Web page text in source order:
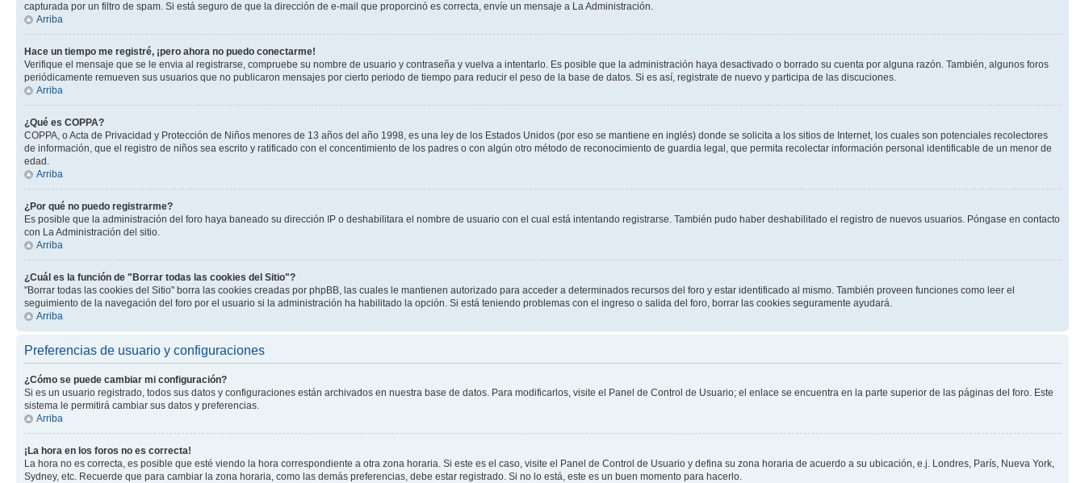
capturada por un filtro de spam. Si está seguro de que la dirección de e-mail que proporcinó es correcta, envíe un mensaje a La Administración.
Arriba
Hace un tiempo me registré, ¡pero ahora no puedo conectarme!
Verifique el mensaje que se le envia al registrarse, compruebe su nombre de usuario y contraseña y vuelva a intentarlo. Es posible que la administración haya desactivado o borrado su cuenta por alguna razón. También, algunos foros
periódicamente remueven sus usuarios que no publicaron mensajes por cierto periodo de tiempo para reducir el peso de la base de datos. Si es así, registrate de nuevo y participa de las discuciones.
Arriba
¿Qué es COPPA?
COPPA, o Acta de Privacidad y Protección de Niños menores de 13 años del año 1998, es una ley de los Estados Unidos (por eso se mantiene en inglés) donde se solicita a los sitios de Internet, los cuales son potenciales recolectores
de información, que el registro de niños sea escrito y ratificado con el concentimiento de los padres o con algún otro método de reconocimiento de guardia legal, que permita recolectar información personal identificable de un menor de
edad.
Arriba
¿Por qué no puedo registrarme?
Es posible que la administración del foro haya baneado su dirección IP o deshabilitara el nombre de usuario con el cual está intentando registrarse. También pudo haber deshabilitado el registro de nuevos usuarios. Póngase en contacto
con La Administración del sitio.
Arriba
¿Cuál es la función de "Borrar todas las cookies del Sitio"?
"Borrar todas las cookies del Sitio" borra las cookies creadas por phpBB, las cuales le mantienen autorizado para acceder a determinados recursos del foro y estar identificado al mismo. También proveen funciones como leer el
seguimiento de la navegación del foro por el usuario si la administración ha habilitado la opción. Si está teniendo problemas con el ingreso o salida del foro, borrar las cookies seguramente ayudará.
Arriba
Preferencias de usuario y configuraciones
¿Cómo se puede cambiar mi configuración?
Si es un usuario registrado, todos sus datos y configuraciones están archivados en nuestra base de datos. Para modificarlos, visite el Panel de Control de Usuario; el enlace se encuentra en la parte superior de las páginas del foro. Este
sistema le permitirá cambiar sus datos y preferencias.
Arriba
¡La hora en los foros no es correcta!
La hora no es correcta, es posible que esté viendo la hora correspondiente a otra zona horaria. Si este es el caso, visite el Panel de Control de Usuario y defina su zona horaria de acuerdo a su ubicación, e.j. Londres, París, Nueva York,
Sydney, etc. Recuerde que para cambiar la zona horaria, como las demás preferencias, debe estar registrado. Si no lo está, este es un buen momento para hacerlo.